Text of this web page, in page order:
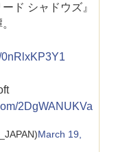
ド シャドウズ』
0nRlxKP3Y1
2DgWANUKVa
March 19,